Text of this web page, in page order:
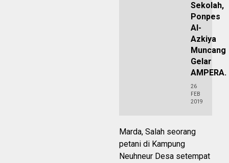
Sekolah,
Ponpes
Al-
Azkiya
Muncang
Gelar
AMPERA.
26
FEB
2019
Marda, Salah seorang
petani di Kampung
Neuhneur Desa setempat